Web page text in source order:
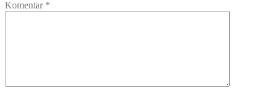
Komentar *